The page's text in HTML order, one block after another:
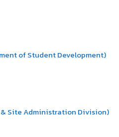
of Student Development)
Site Administration Division)